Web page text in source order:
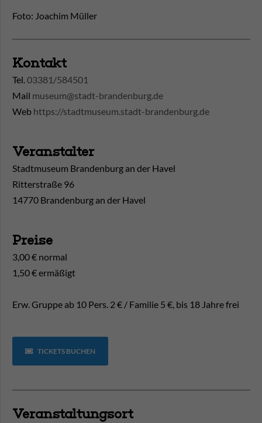
Foto: Joachim Müller
Kontakt
Tel.03381/584501
Mail museum@stadt-brandenburg.de
Web https://stadtmuseum.stadt-brandenburg.de
Veranstalter
Stadtmuseum Brandenburg an der Havel
Ritterstraße 96
14770 Brandenburg an der Havel
Preise
3,00 € normal
1,50 € ermäßigt
Erw. Gruppe ab 10 Pers. 2 € / Familie 5 €, bis 18 Jahre frei
TICKETS BUCHEN
Veranstaltungsort